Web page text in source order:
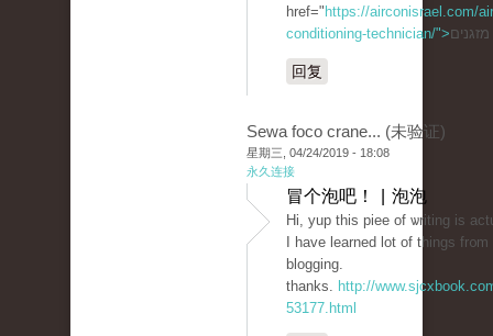
href=" https://airconisrael.com/
conditioning-technician/">
回复
Sewa foco crane... (未验证)
星期三, 04/24/2019 - 18:08
永久连接
冒个泡吧！ | 泡泡
Hi, yup this piee of ѡriting is
I have learned lot of thingѕ
blogging.
thanks. http://
53177.html